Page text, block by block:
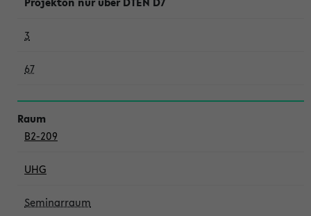
3
67
B2-209
UHG
Seminarraum